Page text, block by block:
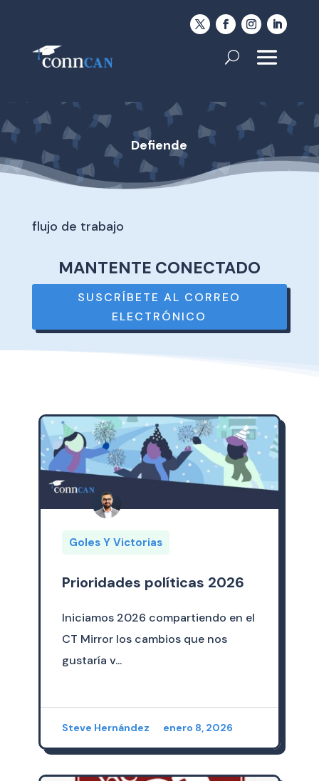
Defiende
flujo de trabajo
MANTENTE CONECTADO
SUSCRÍBETE AL CORREO
ELECTRÓNICO
Goles Y Victorias
Prioridades políticas 2026
Iniciamos 2026 compartiendo en el
CT Mirror los cambios que nos
gustaría v...
Steve Hernández enero 8, 2026